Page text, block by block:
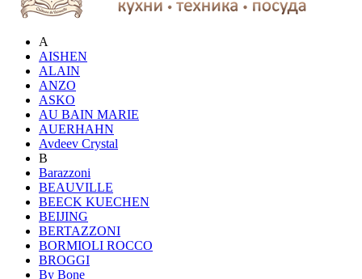
A
AISHEN
ALAIN
ANZO
ASKO
AU BAIN MARIE
AUERHAHN
Avdeev Crystal
B
Barazzoni
BEAUVILLE
BEECK KUECHEN
BEIJING
BERTAZZONI
BORMIOLI ROCCO
BROGGI
By Bone